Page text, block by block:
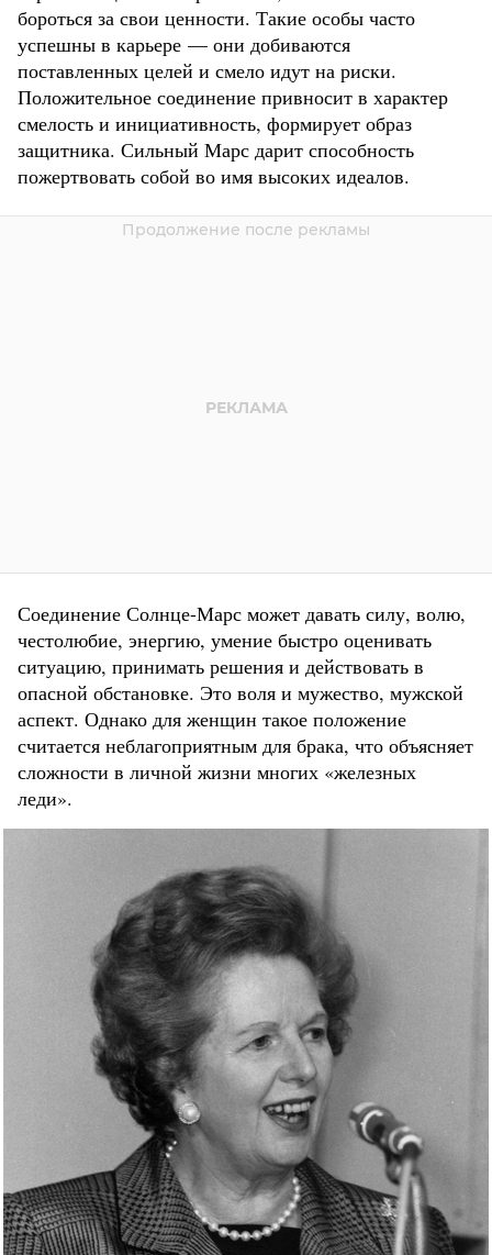
бороться за свои ценности. Такие особы часто
успешны в карьере — они добиваются
поставленных целей и смело идут на риски.
Положительное соединение привносит в характер
смелость и инициативность, формирует образ
защитника. Сильный Марс дарит способность
пожертвовать собой во имя высоких идеалов.
Соединение Солнце-Марс может давать силу, волю,
честолюбие, энергию, умение быстро оценивать
ситуацию, принимать решения и действовать в
опасной обстановке. Это воля и мужество, мужской
аспект. Однако для женщин такое положение
считается неблагоприятным для брака, что объясняет
сложности в личной жизни многих «железных
леди».